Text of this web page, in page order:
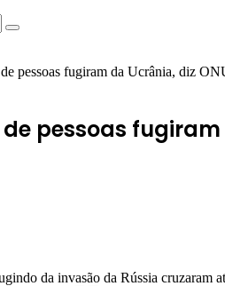
Procurar
pessoas fugiram da Ucrânia, diz
de pessoas
da invasão da Rússia cruzaram